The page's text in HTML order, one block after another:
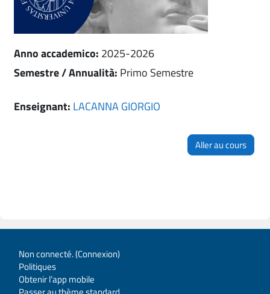
Anno accademico: 2025-2026
Semestre / Annualità: Primo Semestre
Enseignant: LACANNA GIORGIO
Aller au cours
Non connecté. (Connexion)
Politiques
Obtenir l’app mobile